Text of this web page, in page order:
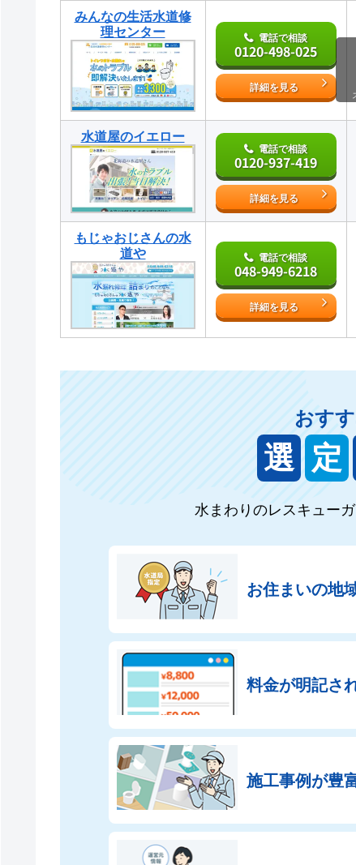
みんなの生活⽔道修
理センター
電話で相談
0120-498-025
詳細を見る
水道屋のイエロー
電話で相談
0120-937-419
詳細を見る
もじゃおじさんの水
道や
電話で相談
048-949-6218
詳細を見る
おす
選 定
水まわりのレスキュー
お住まいの地
料金が明記さ
施工事例が豊